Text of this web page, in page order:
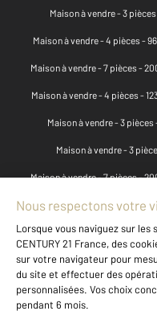
Maison à vendre - 3
Maison à vendre - 4 pièces -
Maison à vendre - 7 pièces -
Maison à vendre - 4 pièces -
Maison à vendre - 3 pièces
Maison à vendre - 3
Maison à vendre - 7 pièces -
Maison à vendre - 6
Maison à vendre - 5 pièces -
Maison à vendre - 4 pièces -
Maison à vendre - 6 pièces